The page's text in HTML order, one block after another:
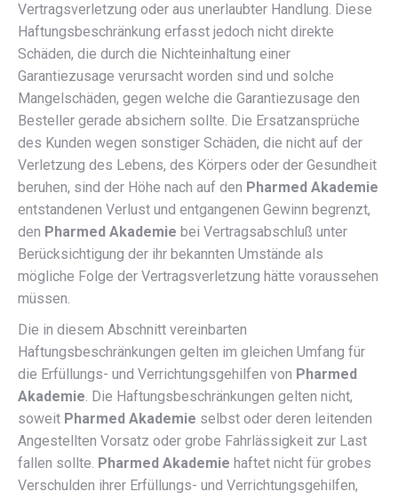
Vertragsverletzung oder aus unerlaubter Handlung. Diese
Haftungsbeschränkung erfasst jedoch nicht direkte
Schäden, die durch die Nichteinhaltung einer
Garantiezusage verursacht worden sind und solche
Mangelschäden, gegen welche die Garantiezusage den
Besteller gerade absichern sollte. Die Ersatzansprüche
des Kunden wegen sonstiger Schäden, die nicht auf der
Verletzung des Lebens, des Körpers oder der Gesundheit
beruhen, sind der Höhe nach auf den Pharmed Akademie
entstandenen Verlust und entgangenen Gewinn begrenzt,
den Pharmed Akademie bei Vertragsabschluß unter
Berücksichtigung der ihr bekannten Umstände als
mögliche Folge der Vertragsverletzung hätte voraussehen
müssen.
Die in diesem Abschnitt vereinbarten
Haftungsbeschränkungen gelten im gleichen Umfang für
die Erfüllungs- und Verrichtungsgehilfen von Pharmed
Akademie. Die Haftungsbeschränkungen gelten nicht,
soweit Pharmed Akademie selbst oder deren leitenden
Angestellten Vorsatz oder grobe Fahrlässigkeit zur Last
fallen sollte. Pharmed Akademie haftet nicht für grobes
Verschulden ihrer Erfüllungs- und Verrichtungsgehilfen,